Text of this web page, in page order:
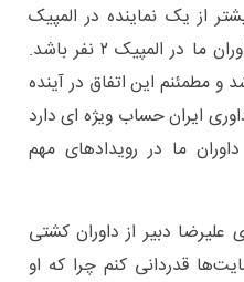
از یک نماینده در المپیک
داشته باشیم، امیدوارم تعداد داوران ما در المپیک ۲ نفر باشد.
و مطمئنم این اتفاق در آینده
ایران حساب ویژه ای دارد
ما در رویدادهای مهم
دبیر از داوران کشتی
قدردانی کنم چرا که او